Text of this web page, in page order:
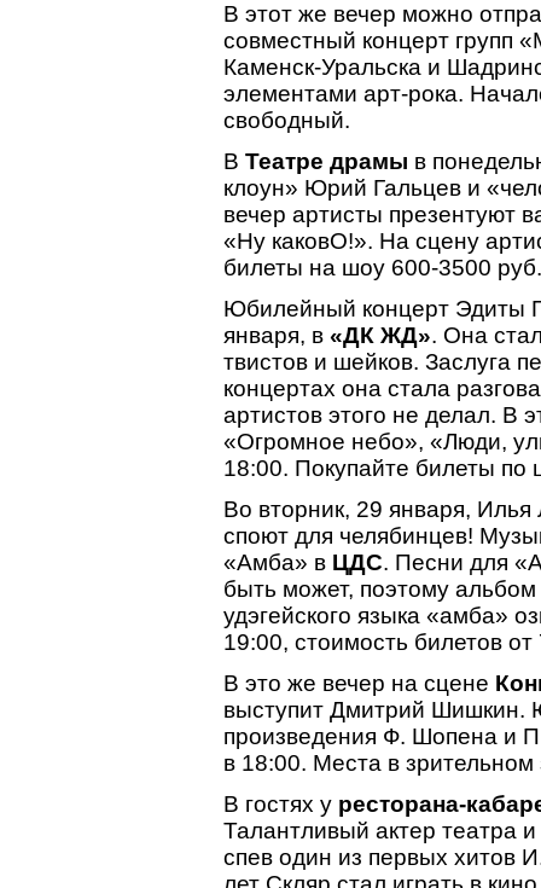
В этот же вечер можно
совместный концерт групп
Каменск-Уральска и
элементами арт-рока.
свободный.
В Театре драмы в
клоун» Юрий Гальцев и
вечер артисты презентуют
«Ну каковО!». На сцену
билеты на шоу 600-3500 руб.
Юбилейный концерт Эдиты
января, в «ДК ЖД». Она
твистов и шейков. Заслуга
концертах она стала
артистов этого не делал. В
«Огромное небо», «Люди,
18:00. Покупайте билеты по
Во вторник, 29 января,
споют для челябинцев!
«Амба» в ЦДС. Песни для
быть может, поэтому
удэгейского языка «амба»
19:00, стоимость билетов
В это же вечер на сцене
выступит Дмитрий Шишкин.
произведения Ф. Шопена и
в 18:00. Места в
В гостях у ресторана-
Талантливый актер театра
спев один из первых хитов